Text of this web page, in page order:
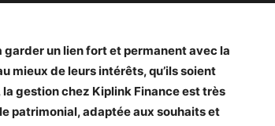
garder un lien fort et permanent avec la
mieux de leurs intérêts, qu’ils soient
gestion chez Kiplink Finance est très
patrimonial, adaptée aux souhaits et